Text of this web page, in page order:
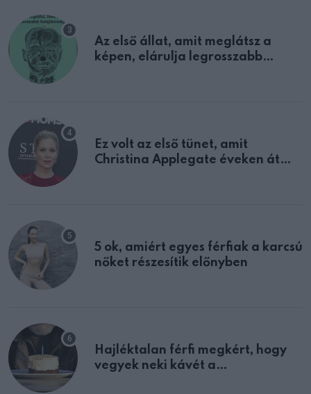
Az első állat, amit meglátsz a
képen, elárulja legrosszabb
Ez volt az első tünet, amit
Christina Applegate éveken át
5 ok, amiért egyes férfiak a karcsú
nőket részesítik előnyben
Hajléktalan férfi megkért, hogy
vegyek neki kávét a